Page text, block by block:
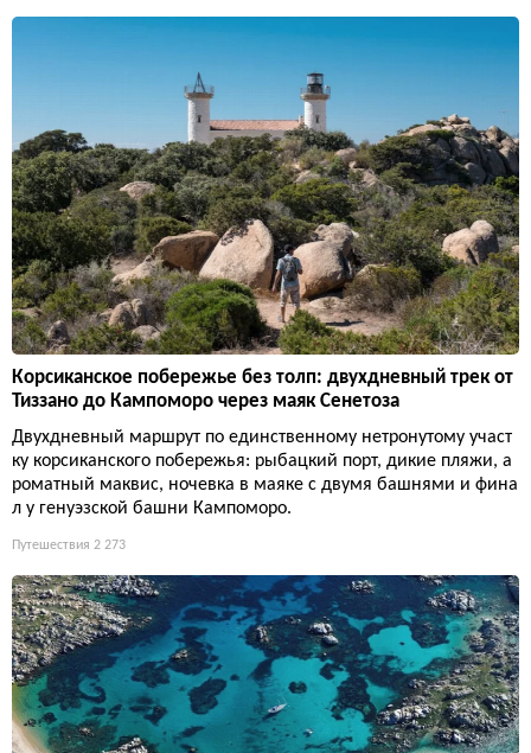
Корсиканское побережье без толп: двухдневный трек от
Тиззано до Кампоморо через маяк Сенетоза
Двухдневный маршрут по единственному нетронутому участ
ку корсиканского побережья: рыбацкий порт, дикие пляжи, а
роматный маквис, ночевка в маяке с двумя башнями и фина
л у генуэзской башни Кампоморо.
Путешествия 2 273